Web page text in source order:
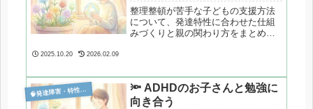
整理整頓が苦手な子どもの支援方法
について、発達特性に合わせた仕組
みづくりと親の関わり方をまとめて
2025.10.20 2026.02.09

発達障害・特性分析
🔦 ADHDのお子さんと勉強に
向き合う